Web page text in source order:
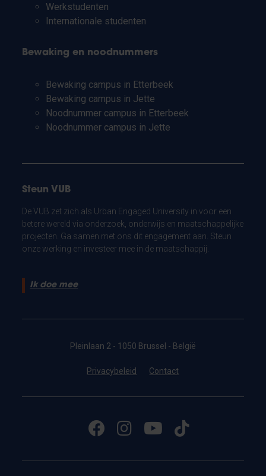
Werkstudenten
Internationale studenten
Bewaking en noodnummers
Bewaking campus in Etterbeek
Bewaking campus in Jette
Noodnummer campus in Etterbeek
Noodnummer campus in Jette
Steun VUB
De VUB zet zich als Urban Engaged University in voor een
betere wereld via onderzoek, onderwijs en maatschappelijke
projecten. Ga samen met ons dit engagement aan. Steun
onze werking en investeer mee in de maatschappij.
Ik doe mee
Pleinlaan 2 - 1050 Brussel - België
Privacybeleid Contact